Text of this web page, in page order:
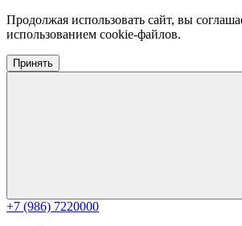
Продолжая использовать сайт, вы
использованием cookie-файлов.
Принять
+7 (986) 7220000